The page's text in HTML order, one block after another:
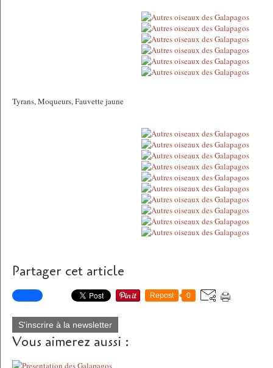
Tyrans, Moqueurs, Fauvette jaune
Partager cet article
Repost 0
S'inscrire à la newsletter
Vous aimerez aussi :